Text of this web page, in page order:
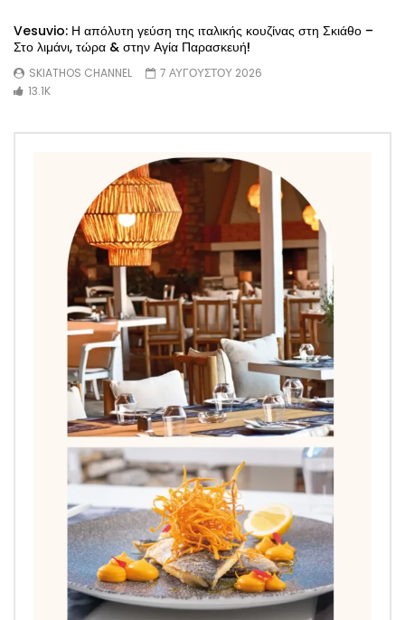
Vesuvio: Η απόλυτη γεύση της ιταλικής κουζίνας στη Σκιάθο –
Στο λιμάνι, τώρα & στην Αγία Παρασκευή!
SKIATHOS CHANNEL
7 ΑΥΓΟΥΣΤΟΥ 2026
13.1K